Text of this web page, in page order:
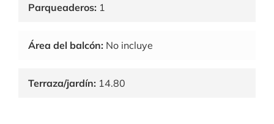
Parqueaderos: 1
Área del balcón: No incluye
Terraza/jardín: 14.80